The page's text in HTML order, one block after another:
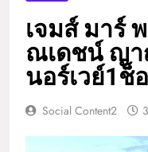
เจมส์ มาร์
ณเดชน์ ญ
นอร์เวย์1ช็
Social Content2